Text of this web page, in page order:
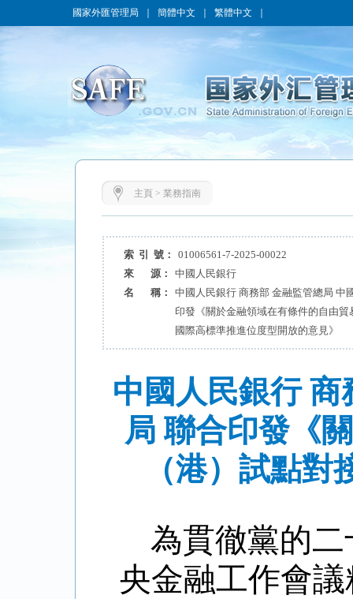
國家外匯管理局 簡體中文 繁體中文
主頁 > 業務指南
索 引 號：
01006561-7-2025-00022
來 源：
中國人民銀行
名 稱：
中國人民銀行 商務部 金融監管總局 中
印發《關於金融領域在有條件的自由
國際高標準推進位度型開放的意見》
中國人民銀行
局 聯合印發《
（港）試點
為貫徹黨的
央金融工作會